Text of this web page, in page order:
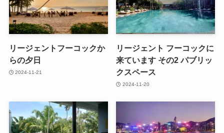
リージェントフーコックか
らの夕日
2024-11-21
リージェント フーコックに
来ています その2 パブリッ
クスペース
2024-11-20